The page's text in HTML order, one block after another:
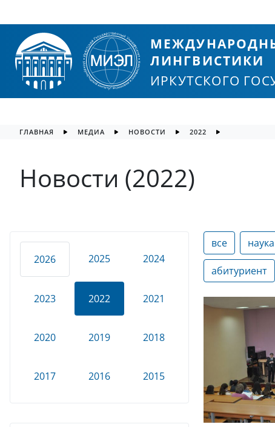
ЛИНГВИСТИКИ
ИРКУТСКОГО
ГЛАВНАЯ МЕДИА НОВОСТИ 2022
Новости (2022)
2026 2025 2024
2023 2022 2021
2020 2019 2018
2017 2016 2015
все наука
абитуриент